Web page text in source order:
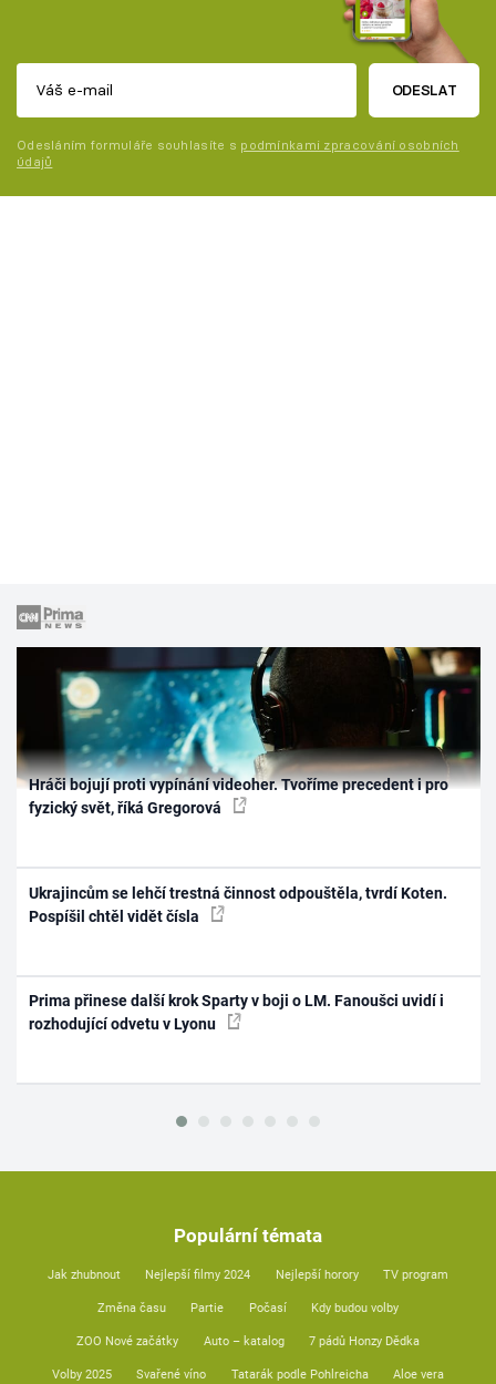
ODESLAT
Odesláním formuláře souhlasíte s podmínkami zpracování osobních
údajů
Hráči bojují proti vypínání videoher. Tvoříme precedent i pro
fyzický svět, říká Gregorová
Ukrajincům se lehčí trestná činnost odpouštěla, tvrdí Koten.
Pospíšil chtěl vidět čísla
Prima přinese další krok Sparty v boji o LM. Fanoušci uvidí i
rozhodující odvetu v Lyonu
Populární témata
Jak zhubnout Nejlepší filmy 2024 Nejlepší horory TV program
Změna času Partie Počasí Kdy budou volby
ZOO Nové začátky Auto – katalog 7 pádů Honzy Dědka
Volby 2025 Svařené víno Tatarák podle Pohlreicha Aloe vera